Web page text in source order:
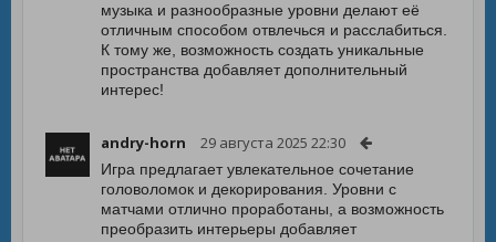
музыка и разнообразные уровни делают её
отличным способом отвлечься и расслабиться.
К тому же, возможность создать уникальные
пространства добавляет дополнительный
интерес!
andry-horn 29 августа 2025 22:30
Игра предлагает увлекательное сочетание
головоломок и декорирования. Уровни с
матчами отлично проработаны, а возможность
преобразить интерьеры добавляет